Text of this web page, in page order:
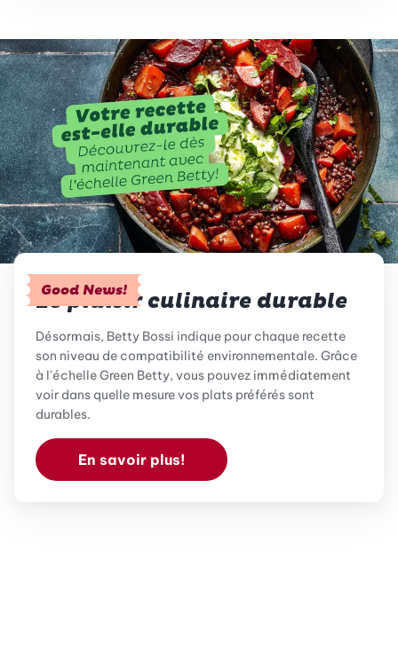
Good News!
Le plaisir culinaire durable
Désormais, Betty Bossi indique pour chaque recette
son niveau de compatibilité environnementale. Grâce
à l'échelle Green Betty, vous pouvez immédiatement
voir dans quelle mesure vos plats préférés sont
durables.
En savoir plus!